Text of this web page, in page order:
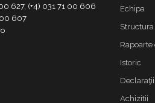
627, (+4) 031 71 00 606
00 607
Echipa
Structura
Rapoarte
Istoric
Achizitii